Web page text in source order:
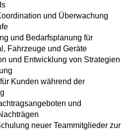
und Überwachung
und Bedarfsplanung für
Fahrzeuge und Geräte
und Entwicklung von Strategien
Kunden während der
und
neuer Teammitglieder zur